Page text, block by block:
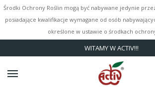
Środki Ochrony Roślin mogą być nabywane jedynie
posiadające kwalifikacje wymagane od osób
określone w ustawie o środkach
WITAMY W ACTIV!!!